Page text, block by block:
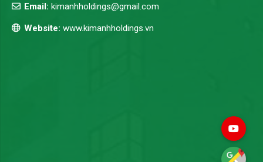
Email: kimanhholdings@gmail.com
Website: www.kimanhholdings.vn